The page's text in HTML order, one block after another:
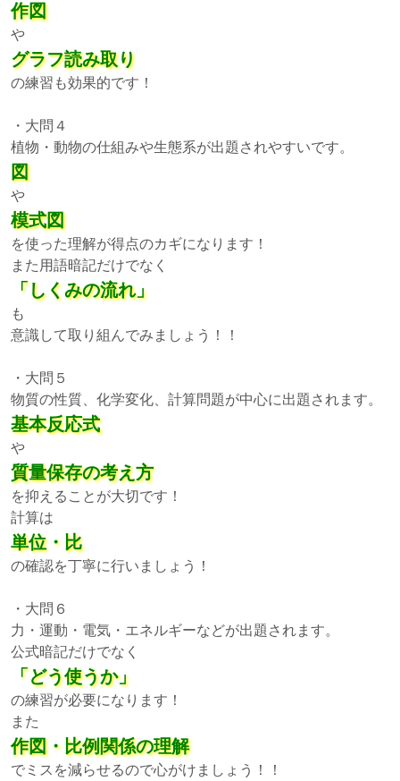
作図
や
グラフ読み取り
の練習も効果的です！
・大問４
植物・動物の仕組みや生態系が出題されやすいです。
図
や
模式図
を使った理解が得点のカギになります！
また用語暗記だけでなく
「しくみの流れ」
も
意識して取り組んでみましょう！！
・大問５
物質の性質、化学変化、計算問題が中心に出題されます。
基本反応式
や
質量保存の考え方
を抑えることが大切です！
計算は
単位・比
の確認を丁寧に行いましょう！
・大問６
力・運動・電気・エネルギーなどが出題されます。
公式暗記だけでなく
「どう使うか」
の練習が必要になります！
また
作図・比例関係の理解
でミスを減らせるので心がけましょう！！